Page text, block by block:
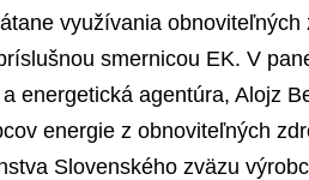
využívania
smernicou EK. V
energetická agentúra, Alojz
energie z obnoviteľných
Slovenského zväzu